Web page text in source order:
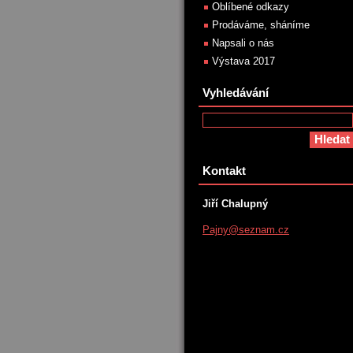
Oblíbené odkazy
Prodáváme, sháníme
Napsali o nás
Výstava 2017
Vyhledávání
Kontakt
Jiří Chalupný
Pajny@seznam.cz